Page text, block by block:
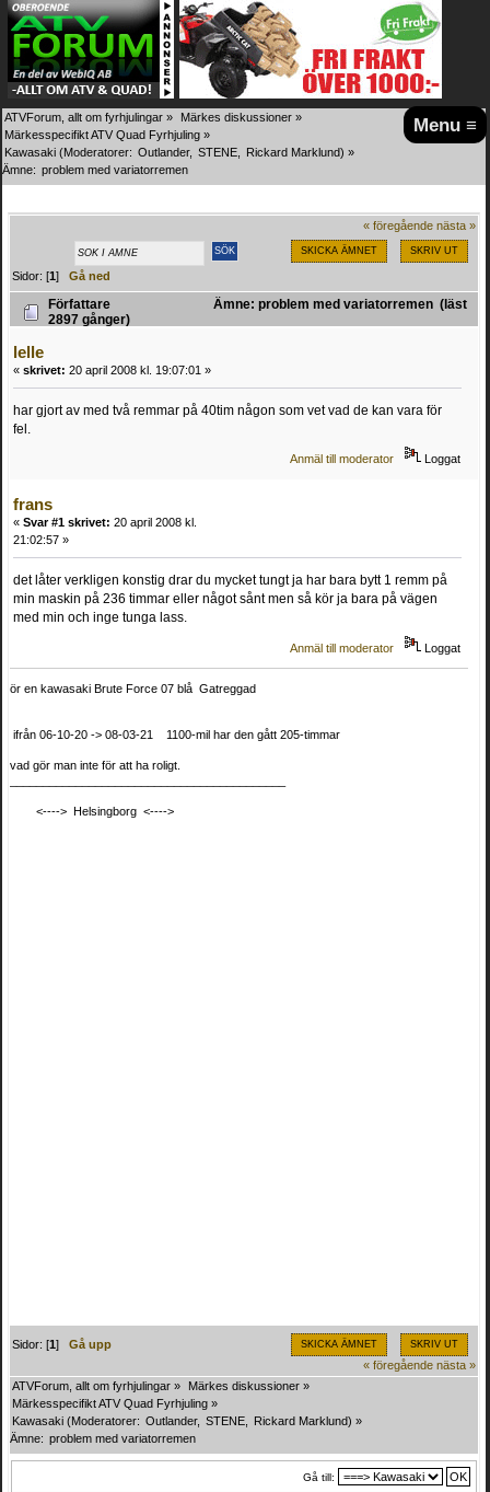
Menu ≡
ATVForum, allt om fyrhjulingar » Märkes diskussioner »
Märkesspecifikt ATV Quad Fyrhjuling »
Kawasaki (Moderatorer: Outlander, STENE Rickard Marklund) »
Ämne: problem med variatorremen
« föregående nästa »
SKICKA ÄMNET SKRIV UT
Sidor: [1]Gå ned
Författare
Ämne: problem med variatorremen (läst
2897 gånger)
lelle
« skrivet: 20 april 2008 kl. 19:07:01 »
har gjort av med två remmar på 40tim någon som vet vad de kan vara för
fel.
Anmäl till moderator Loggat
frans
« Svar #1 skrivet: 20 april 2008 kl.
21:02:57 »
det låter verkligen konstig drar du mycket tungt ja har bara bytt 1 remm på
min maskin på 236 timmar eller något sånt men så kör ja bara på vägen
med min och inge tunga lass.
Anmäl till moderator Loggat
ör en kawasaki Brute Force 07 blå Gatreggad
ifrån 06-10-20 -> 08-03-21 1100-mil har den gått 205-timmar
vad gör man inte för att ha roligt.
<----> Helsingborg <---->
SKICKA ÄMNET SKRIV UT
Sidor: [1]Gå upp
« föregående nästa »
ATVForum, allt om fyrhjulingar » Märkes diskussioner »
Märkesspecifikt ATV Quad Fyrhjuling »
Kawasaki (Moderatorer: Outlander, STENE Rickard Marklund) »
Ämne: problem med variatorremen
Gå till: